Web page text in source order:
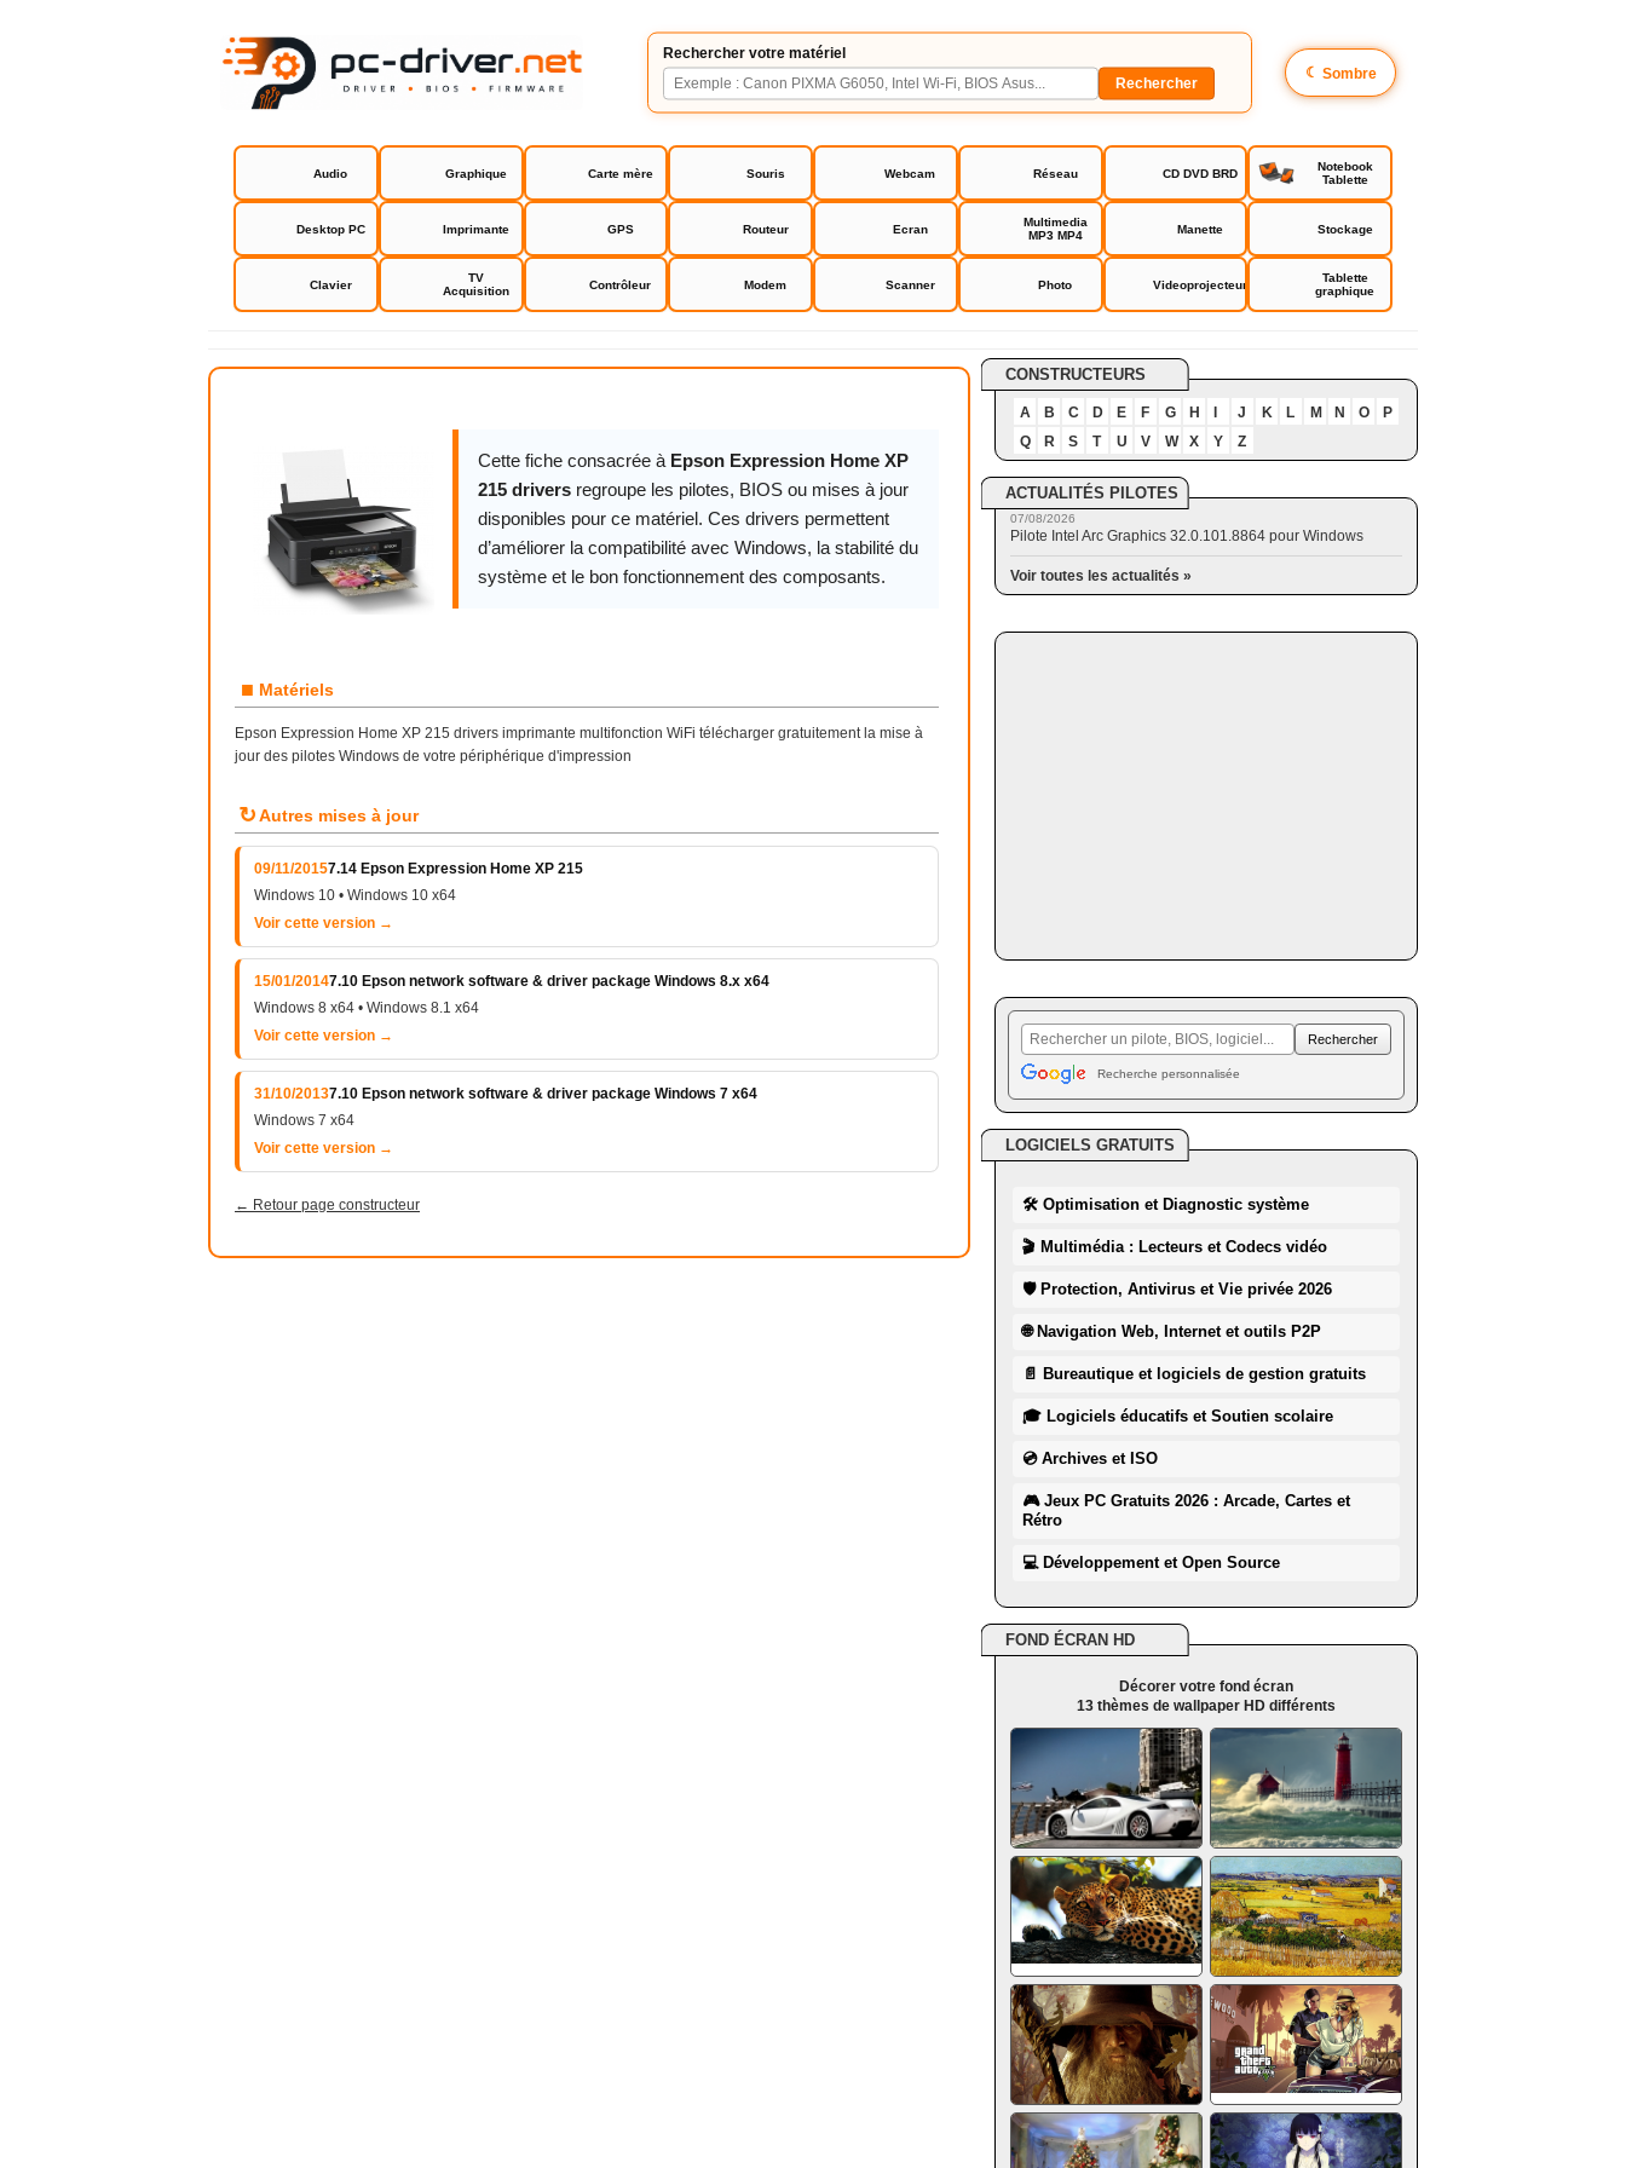
Rechercher votre matériel
☾ Sombre
Audio Graphique Carte mère Souris Webcam Réseau CD DVD BRD
Notebook
Tablette
Desktop PC Imprimante GPS Routeur Ecran
Multimedia
MP3 MP4
Manette Stockage
Clavier
TV
Acquisition
Contrôleur Modem Scanner Photo Videoprojecteur
Tablette
graphique
Epson Expression Home XP 215 drivers
Cette fiche consacrée à Epson Expression Home XP
215 drivers regroupe les pilotes, BIOS ou mises à jour
disponibles pour ce matériel. Ces drivers permettent
d’améliorer la compatibilité avec Windows, la stabilité du
système et le bon fonctionnement des composants.
■ Matériels
Epson Expression Home XP 215 drivers imprimante multifonction WiFi télécharger gratuitement la mise à
jour des pilotes Windows de votre périphérique d'impression
↻Autres mises à jour
09/11/20157.14 Epson Expression Home XP 215
Windows 10 • Windows 10 x64
Voir cette version →
15/01/20147.10 Epson network software & driver package Windows 8.x x64
Windows 8 x64 • Windows 8.1 x64
Voir cette version →
31/10/20137.10 Epson network software & driver package Windows 7 x64
Windows 7 x64
Voir cette version →
← Retour page constructeur
CONSTRUCTEURS
A B C D E F G H J K L M N O
P
Q
R S T U V W X Y Z
ACTUALITÉS PILOTES
07/08/2026
Pilote Intel Arc Graphics 32.0.101.8864 pour Windows
Voir toutes les actualités »
Recherche personnalisée
LOGICIELS GRATUITS
🛠 Optimisation et Diagnostic système
🎬 Multimédia : Lecteurs et Codecs vidéo
🛡 Protection, Antivirus et Vie privée 2026
🌐 Navigation Web, Internet et outils P2P
📄 Bureautique et logiciels de gestion gratuits
🎓 Logiciels éducatifs et Soutien scolaire
💿 Archives et ISO
🎮 Jeux PC Gratuits 2026 : Arcade, Cartes et
Rétro
💻 Développement et Open Source
FOND ÉCRAN HD
Décorer votre fond écran
13 thèmes de wallpaper HD différents